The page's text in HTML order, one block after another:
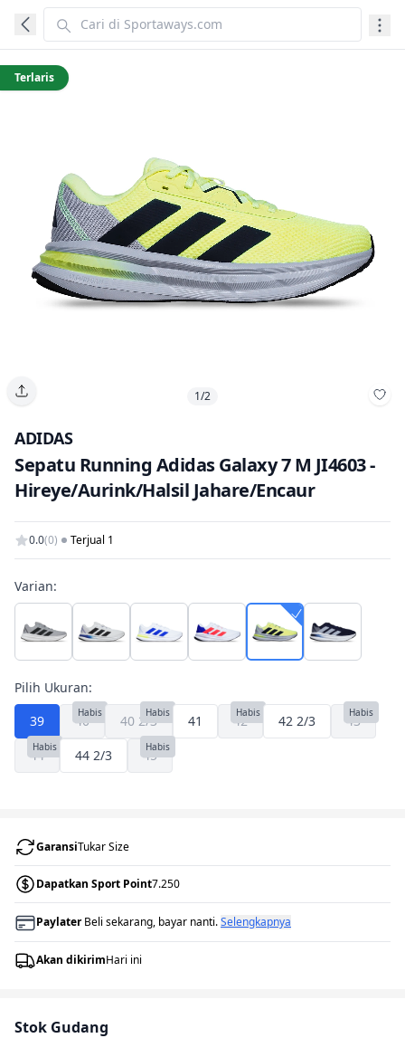
Terlaris
1/2
ADIDAS
Sepatu Running Adidas Galaxy 7 M JI4603 -
Hireye/Aurink/Halsil Jahare/Encaur
0.0(0) Terjual 1
Varian:
Pilih Ukuran:
39
40
Habis 40 2/3Habis 41 42
Habis 42 2/3 43
Habis
44
Habis 44 2/3 45
Habis
GaransiTukar Size
Dapatkan Sport Point7.250
PaylaterBeli sekarang, bayar nanti.Selengkapnya
Akan dikirimHari ini
Stok Gudang